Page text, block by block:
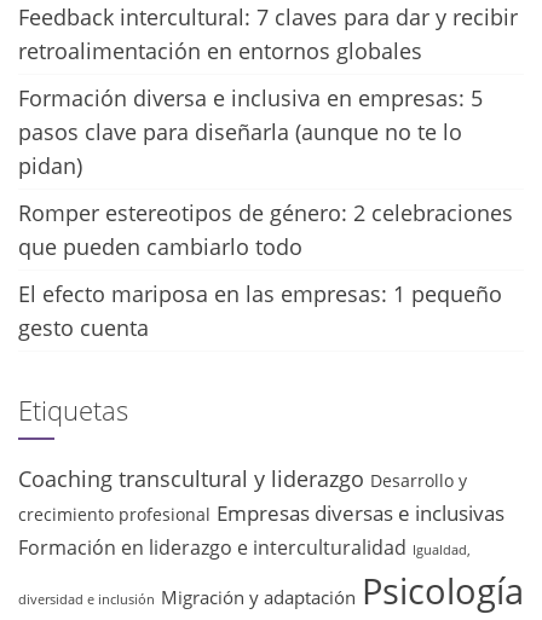
Feedback intercultural: 7 claves para dar y recibir
retroalimentación en entornos globales
Formación diversa e inclusiva en empresas: 5
pasos clave para diseñarla (aunque no te lo
pidan)
Romper estereotipos de género: 2 celebraciones
que pueden cambiarlo todo
El efecto mariposa en las empresas: 1 pequeño
gesto cuenta
Etiquetas
Coaching transcultural y liderazgo Desarrollo y
crecimiento profesional Empresas diversas e inclusivas
Formación en liderazgo e interculturalidad Igualdad,
diversidad e inclusión Migración y adaptación Psicología